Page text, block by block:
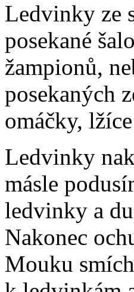
Ledvinky ze
posekané
žampionů,
posekaných
omáčky,
Ledvinky
másle
ledvinky a
Nakonec
Mouku